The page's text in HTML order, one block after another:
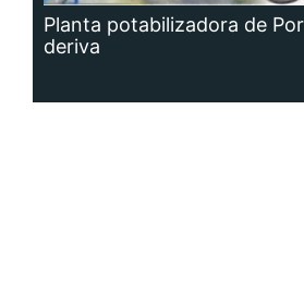
Planta potabilizadora de
deriva